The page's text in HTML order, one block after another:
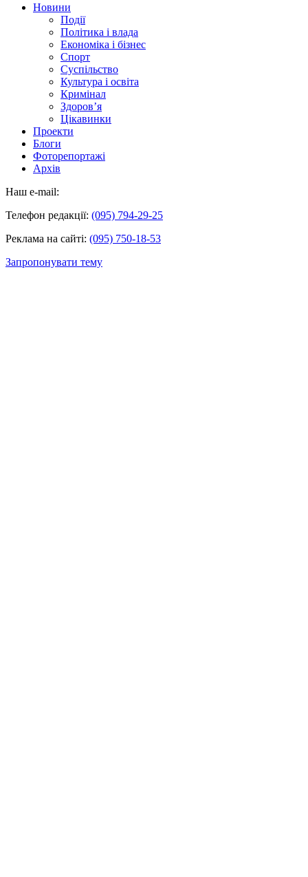
Новини
Події
Політика і влада
Економіка і бізнес
Спорт
Суспільство
Культура і освіта
Кримінал
Здоров’я
Цікавинки
Проекти
Блоги
Фоторепортажі
Архів
Наш e-mail:
Телефон редакції: (095) 794-29-25
Реклама на сайті: (095) 750-18-53
Запропонувати тему